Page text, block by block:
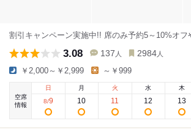
割引キャンペーン実施中!! 席のみ予約5～10%オフ
3.08 137 人 2984 人
￥2,000～￥2,999 ～￥999
空席
情報
日
8/9
月
10
火
11
水
12
木
13